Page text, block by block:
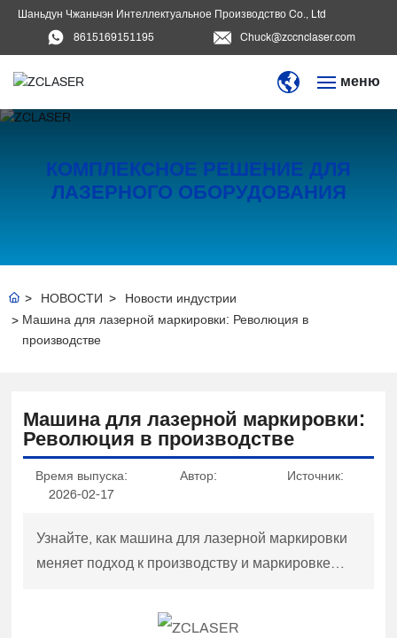
Шаньдун Чжаньчэн Интеллектуальное Производство Co., Ltd
8615169151195
Chuck@zccnclaser.com
ПРОДУКЦИЯ
ВИДЕО
КОНТАКТЫ НАС
ПОЛУЧИТЬ ЦИТАТА
меню
КОМПЛЕКСНОЕ РЕШЕНИЕ ДЛЯ
ЛАЗЕРНОГО ОБОРУДОВАНИЯ
НОВОСТИ
Новости индустрии
Машина для лазерной маркировки: Революция в
производстве
Машина для лазерной маркировки:
Революция в производстве
Время выпуска:
2026-02-17
Автор: Источник:
Узнайте, как машина для лазерной маркировки
меняет подход к производству и маркировке